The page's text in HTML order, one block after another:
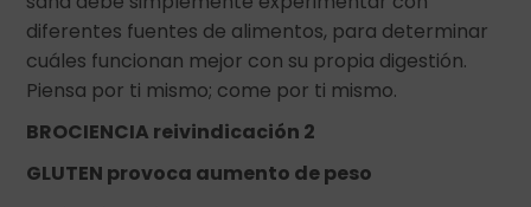
diferentes fuentes de alimentos, para determinar
cuáles funcionan mejor con su propia digestión.
Piensa por ti mismo; come por ti mismo.
BROCIENCIA reivindicación 2
GLUTEN provoca aumento de peso